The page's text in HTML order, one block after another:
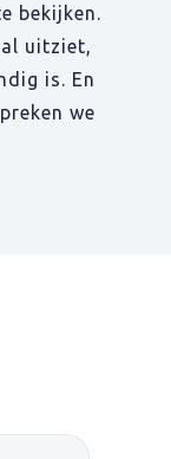
bekijken.
uitziet,
is. En
we